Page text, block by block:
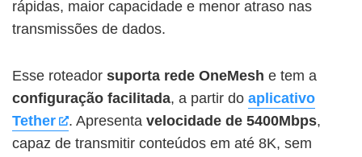
rápidas, maior capacidade e menor atraso nas
transmissões de dados.
Esse roteador suporta rede OneMesh e tem a
configuração facilitada, a partir do aplicativo
Tether
. Apresenta velocidade de 5400Mbps,
capaz de transmitir conteúdos em até 8K, sem